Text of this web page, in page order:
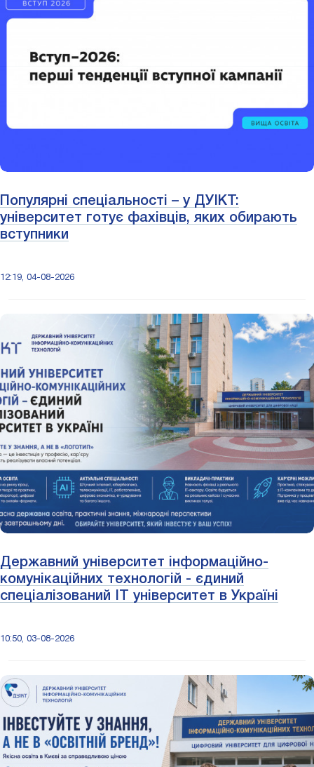
Популярні спеціальності – у ДУІКТ:
університет готує фахівців, яких обирають
вступники
12:19, 04-08-2026
Державний університет інформаційно-
комунікаційних технологій - єдиний
спеціалізований IT університет в Україні
10:50, 03-08-2026